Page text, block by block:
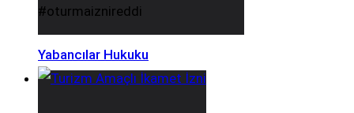
#oturmaiznireddi
Yabancılar Hukuku